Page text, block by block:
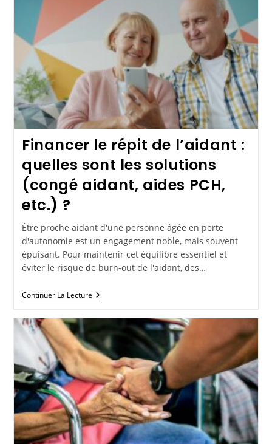
Financer le répit de l’aidant :
quelles sont les solutions
(congé aidant, aides PCH,
etc.) ?
Être proche aidant d'une personne âgée en perte
d'autonomie est un engagement noble, mais souvent
épuisant. Pour maintenir cet équilibre essentiel et
éviter le risque de burn-out de l'aidant, des…
Continuer La Lecture